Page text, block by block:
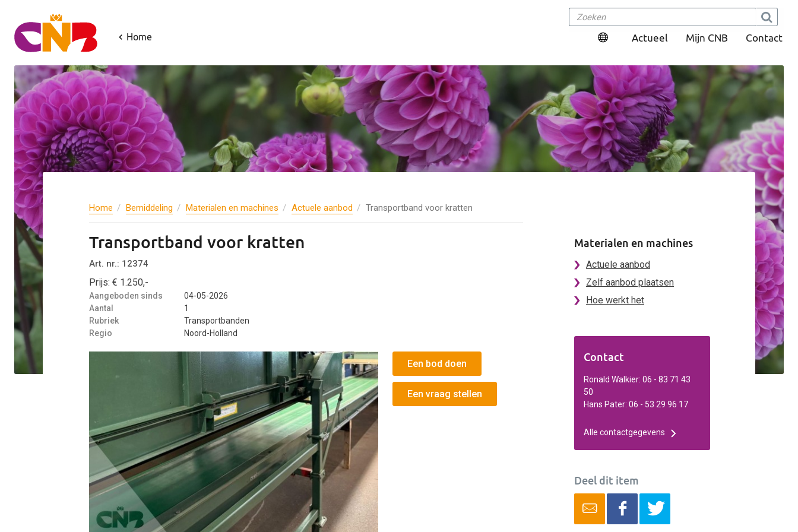
Home Actueel Mijn CNB Contact
Home Bemiddeling Materialen en machines Actuele aanbod Transportband voor kratten
Transportband voor kratten
Art. nr.: 12374
Prijs: € 1.250,-
Aangeboden sinds
04-05-2026
Aantal
1
Rubriek
Transportbanden
Regio
Noord-Holland
Een bod doen
Een vraag stellen
Materialen en machines
Actuele aanbod
Zelf aanbod plaatsen
Hoe werkt het
Contact
Ronald Walkier: 06 - 83 71 43
50
Hans Pater: 06 - 53 29 96 17
Alle contactgegevens
Deel dit item